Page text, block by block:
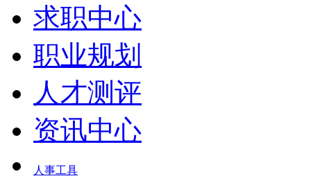
求职中心
职业规划
人才测评
资讯中心
人事工具